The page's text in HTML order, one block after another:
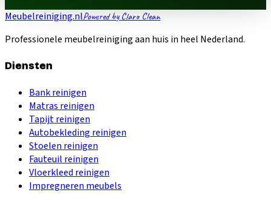
Meubelreiniging.nlPowered by Claro Clean
Professionele meubelreiniging aan huis in heel Nederland.
Diensten
Bank reinigen
Matras reinigen
Tapijt reinigen
Autobekleding reinigen
Stoelen reinigen
Fauteuil reinigen
Vloerkleed reinigen
Impregneren meubels